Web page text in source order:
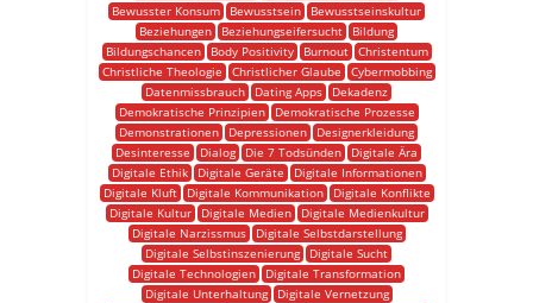
Bewusster Konsum
Bewusstsein
Bewusstseinskultur
Beziehungen
Beziehungseifersucht
Bildung
Bildungschancen
Body Positivity Burnout
Christentum
Christliche Theologie
Christlicher Glaube
Cybermobbing
Datenmissbrauch
Dating Apps
Dekadenz
Demokratische Prinzipien
Demokratische Prozesse
Demonstrationen
Depressionen
Designerkleidung
Desinteresse
Dialog Die 7 Todsünden
Digitale Ära
Digitale Ethik
Digitale Geräte
Digitale Informationen
Digitale Kluft
Digitale Kommunikation
Digitale Konflikte
Digitale Kultur
Digitale Medien
Digitale Medienkultur
Digitale Narzissmus
Digitale Selbstdarstellung
Digitale Selbstinszenierung
Digitale Sucht
Digitale Technologien
Digitale Transformation
Digitale Unterhaltung
Digitale Vernetzung